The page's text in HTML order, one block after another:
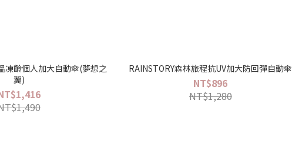
凍齡個人加大自動傘(夢想之
翼)
RAINSTORY森林旅程抗UV加大防回彈自動傘
NT$896
NT$1,280